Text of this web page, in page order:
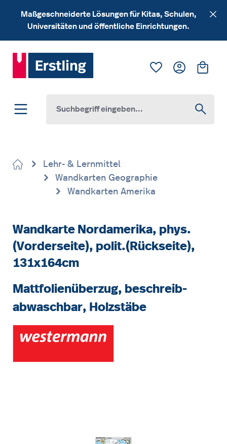
Zum Hauptinhalt springen
Maßgeschneiderte Lösungen für Kitas, Schulen,
Universitäten und öffentliche Einrichtungen.
Du hast 0
Lehr- & Lernmittel
Wandkarten Geographie
Wandkarten Amerika
Wandkarte Nordamerika, phys.
(Vorderseite), polit.(Rückseite),
131x164cm
Mattfolienüberzug, beschreib-
abwaschbar, Holzstäbe